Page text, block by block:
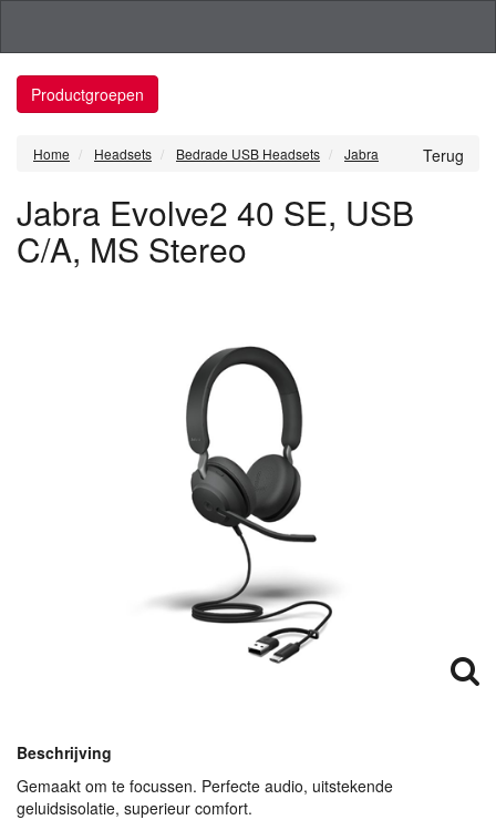
Productgroepen
Terug
Home Headsets Bedrade USB Headsets Jabra
Jabra Evolve2 40 SE, USB
C/A, MS Stereo
Beschrijving
Gemaakt om te focussen. Perfecte audio, uitstekende
geluidsisolatie, superieur comfort.